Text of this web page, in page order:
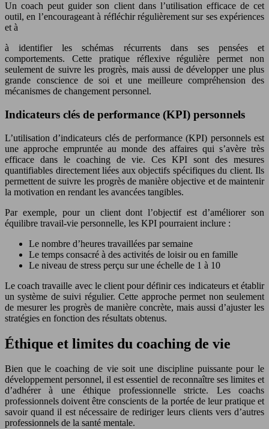
Un coach peut guider son client dans l’utilisation efficace de cet
outil, en l’encourageant à réfléchir régulièrement sur ses expériences
et à
à identifier les schémas récurrents dans ses pensées et
comportements. Cette pratique réflexive régulière permet non
seulement de suivre les progrès, mais aussi de développer une plus
grande conscience de soi et une meilleure compréhension des
mécanismes de changement personnel.
Indicateurs clés de performance (KPI) personnels
L’utilisation d’indicateurs clés de performance (KPI) personnels est
une approche empruntée au monde des affaires qui s’avère très
efficace dans le coaching de vie. Ces KPI sont des mesures
quantifiables directement liées aux objectifs spécifiques du client. Ils
permettent de suivre les progrès de manière objective et de maintenir
la motivation en rendant les avancées tangibles.
Par exemple, pour un client dont l’objectif est d’améliorer son
équilibre travail-vie personnelle, les KPI pourraient inclure :
Le nombre d’heures travaillées par semaine
Le temps consacré à des activités de loisir ou en famille
Le niveau de stress perçu sur une échelle de 1 à 10
Le coach travaille avec le client pour définir ces indicateurs et établir
un système de suivi régulier. Cette approche permet non seulement
de mesurer les progrès de manière concrète, mais aussi d’ajuster les
stratégies en fonction des résultats obtenus.
Éthique et limites du coaching de vie
Bien que le coaching de vie soit une discipline puissante pour le
développement personnel, il est essentiel de reconnaître ses limites et
d’adhérer à une éthique professionnelle stricte. Les coachs
professionnels doivent être conscients de la portée de leur pratique et
savoir quand il est nécessaire de rediriger leurs clients vers d’autres
professionnels de la santé mentale.